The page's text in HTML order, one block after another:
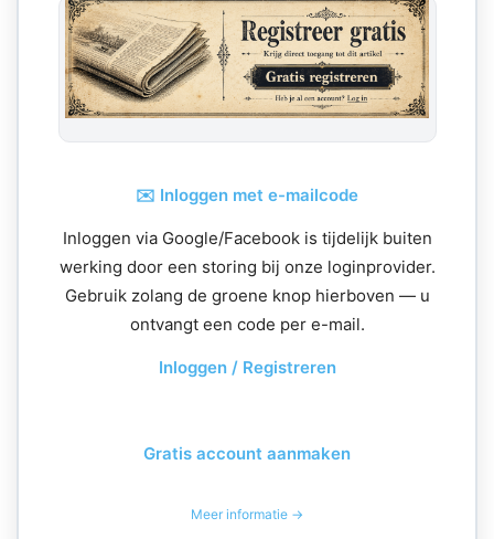
✉️ Inloggen met e-mailcode
Inloggen via Google/Facebook is tijdelijk buiten
werking door een storing bij onze loginprovider.
Gebruik zolang de groene knop hierboven — u
ontvangt een code per e-mail.
Inloggen / Registreren
Gratis account aanmaken
Meer informatie →